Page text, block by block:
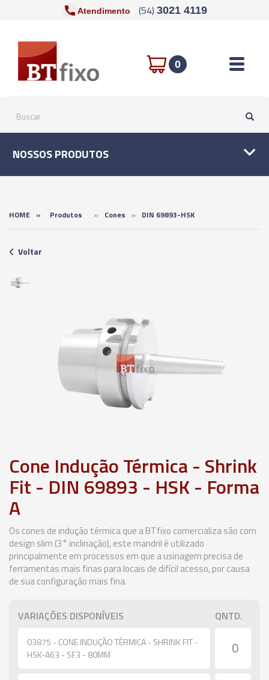
Atendimento (54) 3021 4119
0 Toggle
NOSSOS PRODUTOS
HOME » Produtos » Cones » DIN 69893-HSK
Voltar
Cone Indução Térmica - Shrink
Fit - DIN 69893 - HSK - Forma
A
Os cones de indução térmica que a BTfixo comercializa são com
design slim (3° inclinação), este mandril é utilizado
principalmente em processos em que a usinagem precisa de
ferramentas mais finas para locais de difícil acesso, por causa
de sua configuração mais fina.
VARIAÇÕES DISPONÍVEIS QNTD.
03875 - CONE INDUÇÃO TÉRMICA - SHRINK FIT -
HSK-A63 - SF3 - 80MM